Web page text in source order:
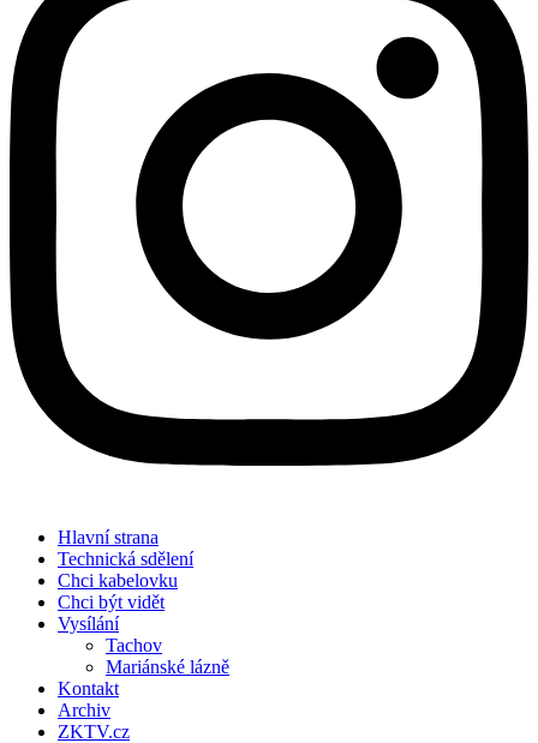
Hlavní strana
Technická sdělení
Chci kabelovku
Chci být vidět
Vysílání
Tachov
Mariánské lázně
Kontakt
Archiv
ZKTV.cz